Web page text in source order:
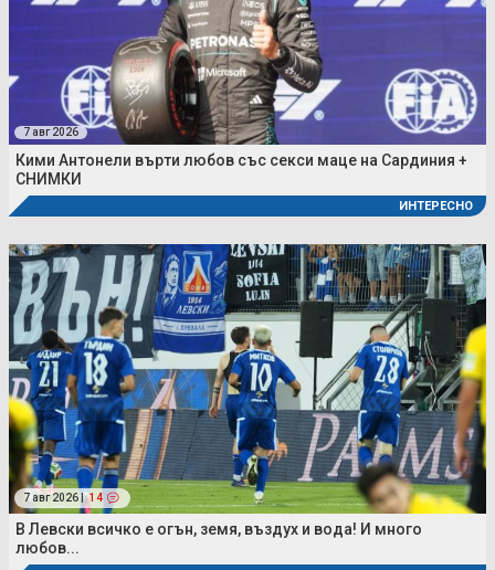
7 авг 2026
Кими Антонели върти любов със секси маце на Сардиния +
СНИМКИ
ИНТЕРЕСНО
7 авг 2026 | 14
В Левски всичко е огън, земя, въздух и вода! И много
любов...